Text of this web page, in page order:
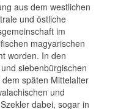
aus dem westlichen
und östliche
im
magyarischen
worden. In den
siebenbürgischen
späten Mittelalter
und
dabei, sogar in